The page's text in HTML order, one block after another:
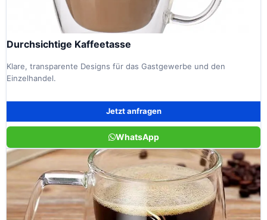
Durchsichtige Kaffeetasse
Klare, transparente Designs für das Gastgewerbe und den
Einzelhandel.
Jetzt anfragen
WhatsApp